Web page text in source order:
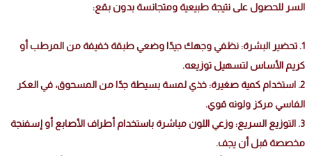
السر للحصول على نتيجة طبيعية ومتجانسة بدون بقع:
1. تحضير البشرة: نظفي وجهك جيدًا وضعي طبقة خفيفة من المرطب أو
كريم الأساس لتسهيل توزيعه.
2. استخدام كمية صغيرة: خذي لمسة بسيطة جدًا من المسحوق، في العكر
الفاسي مركز ولونه قوي.
3. التوزيع السريع: وزعي اللون مباشرة باستخدام أطراف الأصابع أو إسفنجة
مخصصة قبل أن يجف.